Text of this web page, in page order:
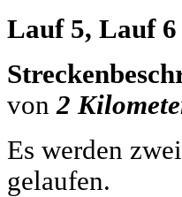
Lauf 5, Lauf 6
von2
Es werden
gelaufen.